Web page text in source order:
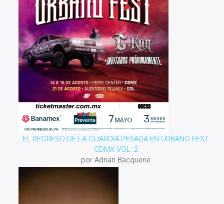
EL REGRESO DE LA GUARDIA PESADA EN URBANO FEST
CDMX VOL. 2
por Adrian Bacquerie